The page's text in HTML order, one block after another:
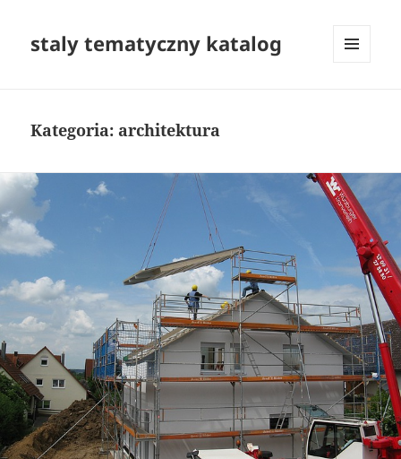
staly tematyczny katalog
Kategoria: architektura